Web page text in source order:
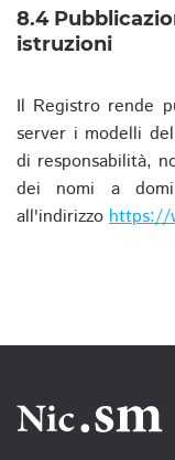
8.4
istruzioni
Il Registro rende
server i modelli
di responsabilità,
dei nomi a
all'indirizzo https://